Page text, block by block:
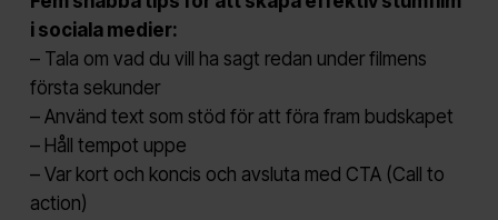
i sociala medier:
– Tala om vad du vill ha sagt redan under filmens
första sekunder
– Använd text som stöd för att föra fram budskapet
– Håll tempot uppe
– Var kort och koncis och avsluta med CTA (Call to
action)